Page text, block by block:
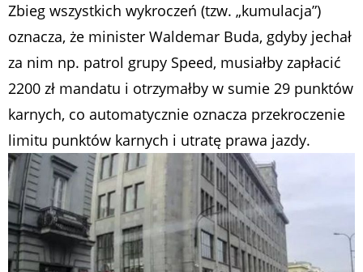
Zbieg wszystkich wykroczeń (tzw. „kumulacja”)
oznacza, że minister Waldemar Buda, gdyby jechał
za nim np. patrol grupy Speed, musiałby zapłacić
2200 zł mandatu i otrzymałby w sumie 29 punktów
karnych, co automatycznie oznacza przekroczenie
limitu punktów karnych i utratę prawa jazdy.